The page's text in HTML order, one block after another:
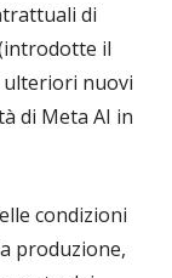
di
il
ulteriori nuovi
di Meta AI in
condizioni
produzione,